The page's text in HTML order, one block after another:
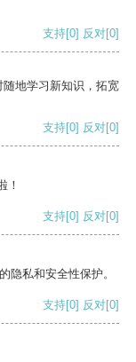
支持[0] 反对[0]
地学习新知识，拓宽
支持[0] 反对[0]
！
支持[0] 反对[0]
隐私和安全性保护。
支持[0] 反对[0]